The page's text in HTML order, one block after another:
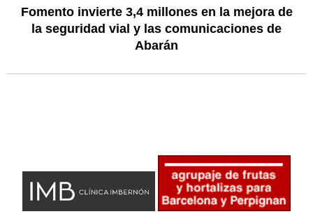
Fomento invierte 3,4 millones en la mejora de
la seguridad vial y las comunicaciones de
Abarán